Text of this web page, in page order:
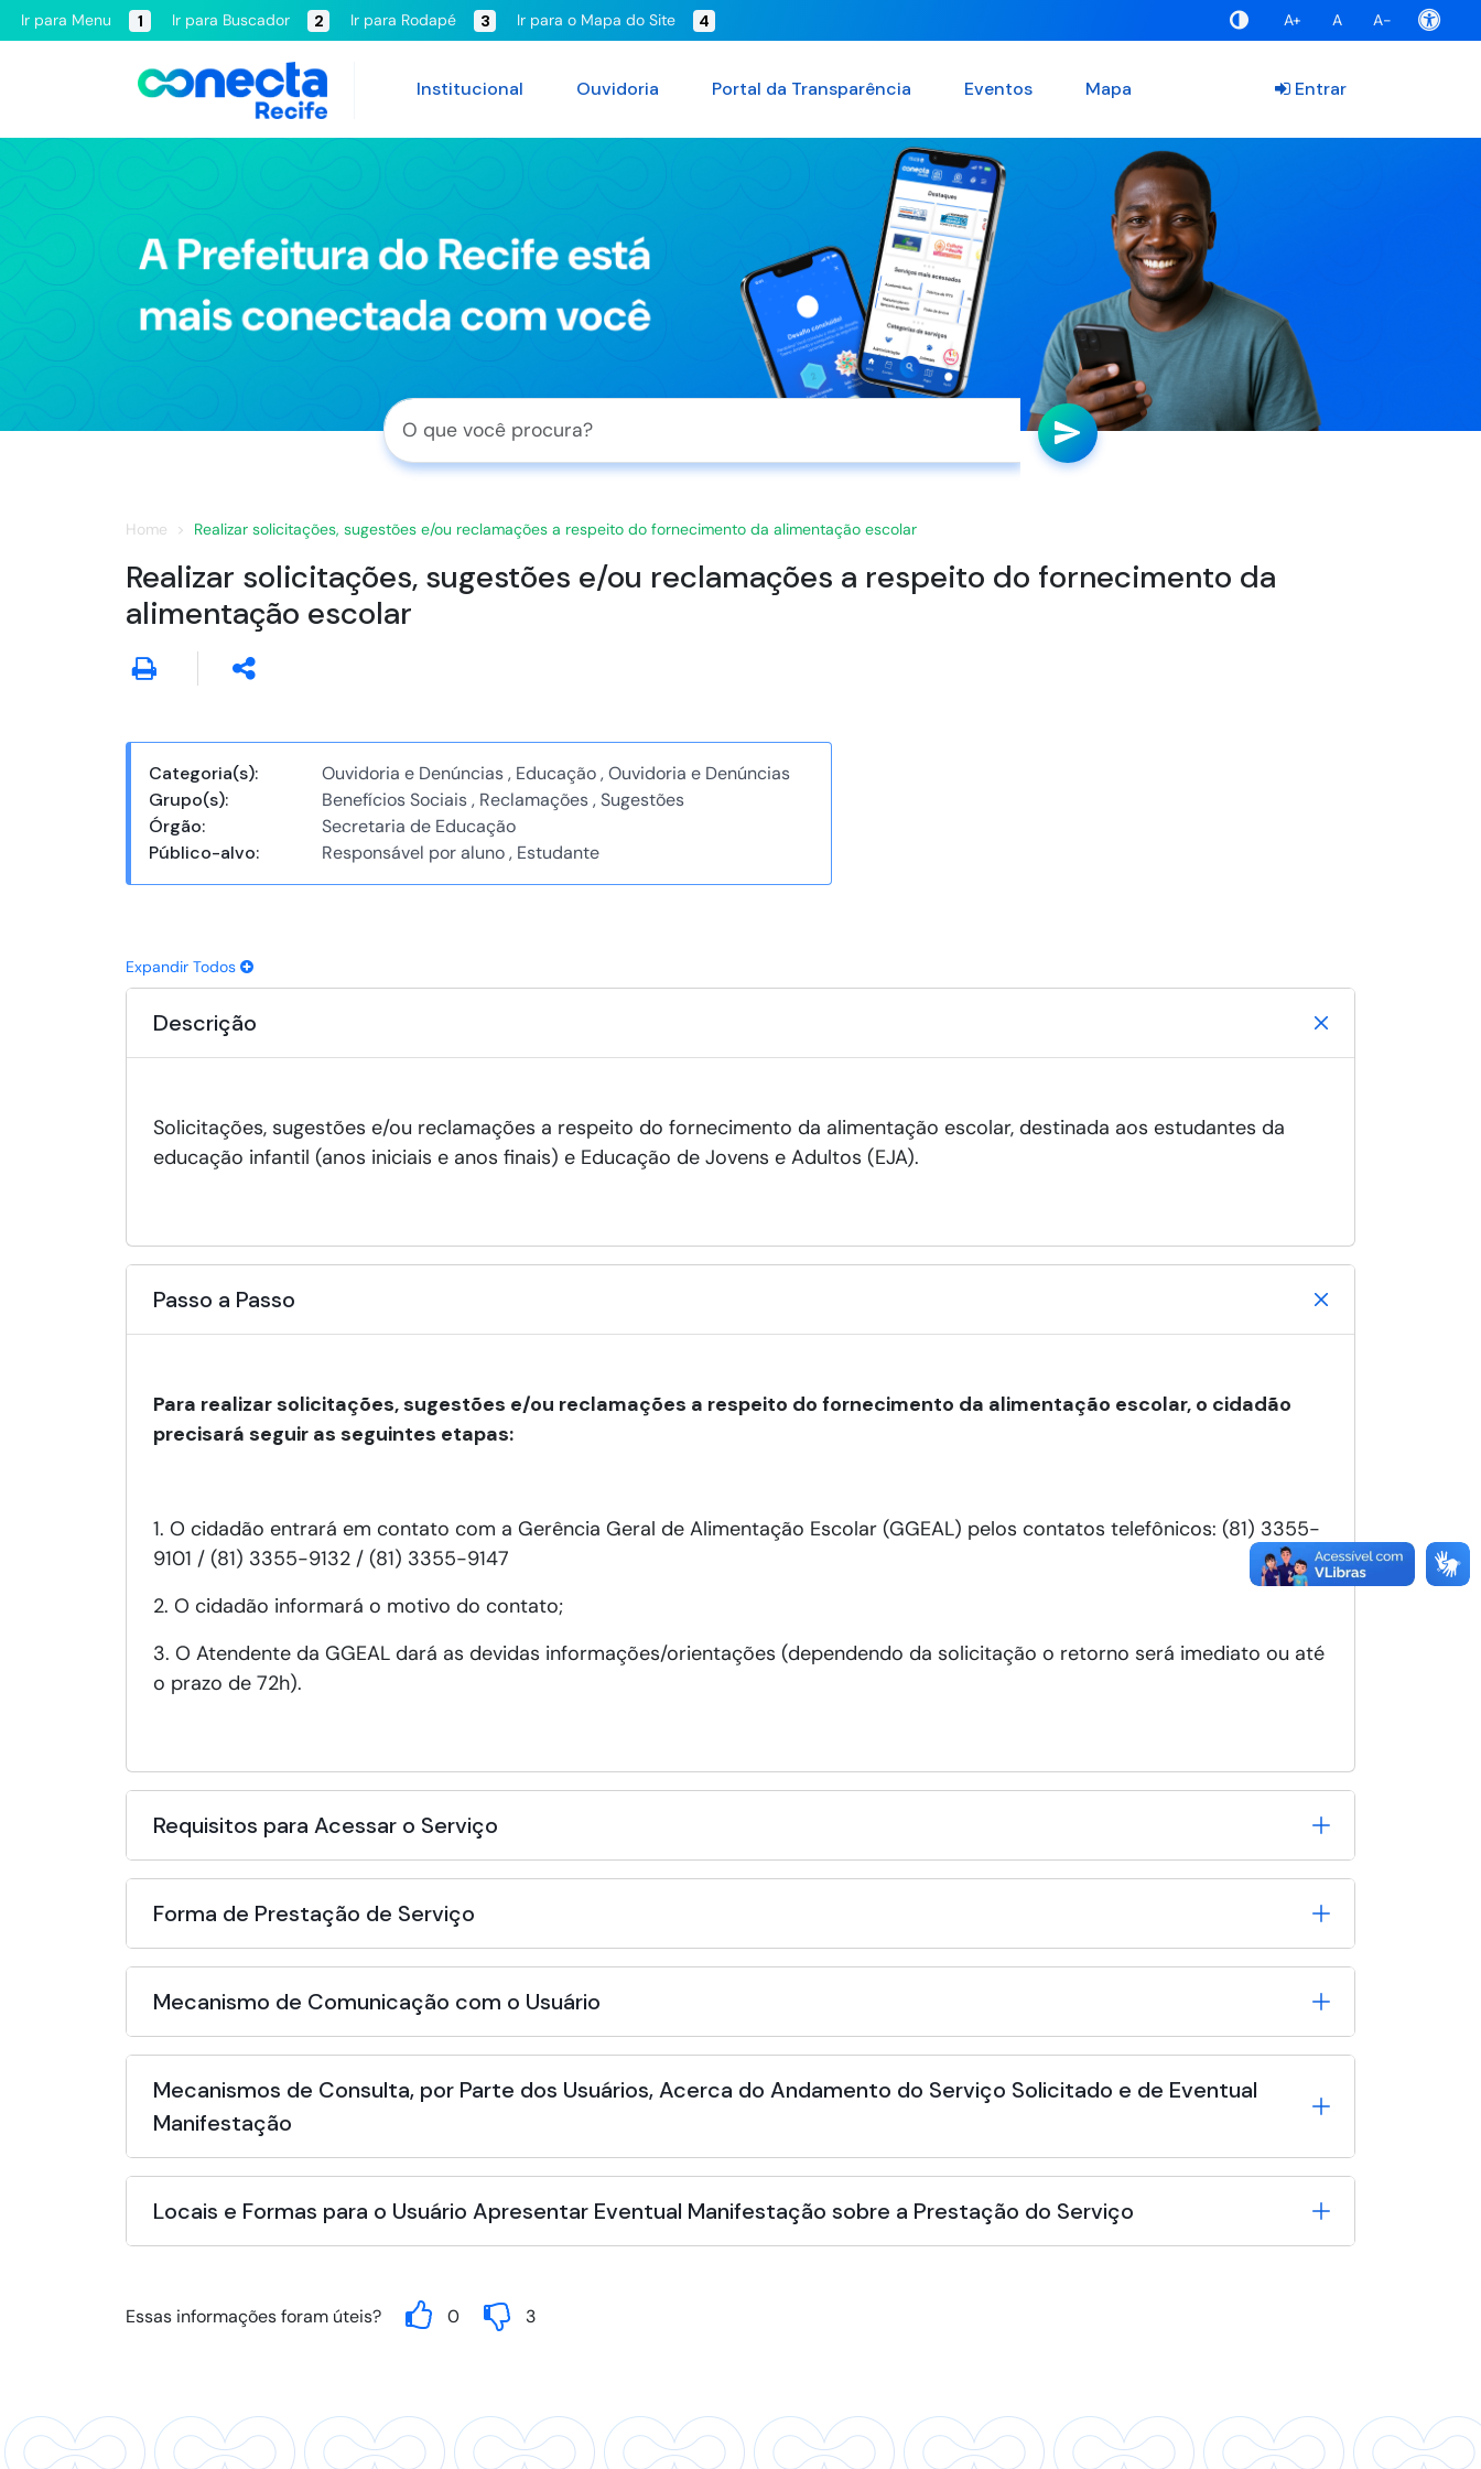
Ir para Menu 1 Ir para Buscador 2 Ir para Rodapé 3 Ir para o Mapa do Site 4 A+ A A-
Institucional Ouvidoria Portal da Transparência Eventos Mapa Entrar
Home Realizar solicitações, sugestões e/ou reclamações a respeito do fornecimento da alimentação escolar
Realizar solicitações, sugestões e/ou reclamações a respeito do fornecimento da
alimentação escolar
Categoria(s):
Ouvidoria e Denúncias , Educação , Ouvidoria e Denúncias
Grupo(s):
Benefícios Sociais , Reclamações , Sugestões
Órgão:
Secretaria de Educação
Público-alvo:
Responsável por aluno , Estudante
Expandir Todos
Descrição
Solicitações, sugestões e/ou reclamações a respeito do fornecimento da alimentação escolar, destinada aos estudantes da
educação infantil (anos iniciais e anos finais) e Educação de Jovens e Adultos (EJA).
Passo a Passo
Para realizar solicitações, sugestões e/ou reclamações a respeito do fornecimento da alimentação escolar, o cidadão
precisará seguir as seguintes etapas:
1. O cidadão entrará em contato com a Gerência Geral de Alimentação Escolar (GGEAL) pelos contatos telefônicos: (81) 3355-
9101 / (81) 3355-9132 / (81) 3355-9147
2. O cidadão informará o motivo do contato;
3. O Atendente da GGEAL dará as devidas informações/orientações (dependendo da solicitação o retorno será imediato ou até
o prazo de 72h).
Requisitos para Acessar o Serviço
Forma de Prestação de Serviço
Mecanismo de Comunicação com o Usuário
Mecanismos de Consulta, por Parte dos Usuários, Acerca do Andamento do Serviço Solicitado e de Eventual
Manifestação
Locais e Formas para o Usuário Apresentar Eventual Manifestação sobre a Prestação do Serviço
Essas informações foram úteis? 0 3